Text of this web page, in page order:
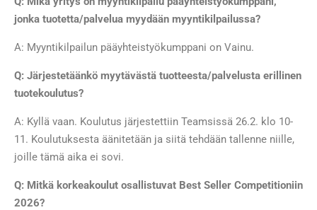
jonka tuotetta/palvelua myydään myyntikilpailussa?
A: Myyntikilpailun pääyhteistyökumppani on Vainu.
Q: Järjestetäänkö myytävästä tuotteesta/palvelusta erillinen
tuotekoulutus?
A: Kyllä vaan. Koulutus järjestettiin Teamsissä 26.2. klo 10-
11. Koulutuksesta äänitetään ja siitä tehdään tallenne niille,
joille tämä aika ei sovi.
Q: Mitkä korkeakoulut osallistuvat Best Seller Competitioniin
2026?